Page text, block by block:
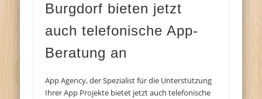
Burgdorf bieten jetzt
auch telefonische App-
Beratung an
App Agency, der Spezialist für die Unterstützung
Ihrer App Projekte bietet jetzt auch telefonische